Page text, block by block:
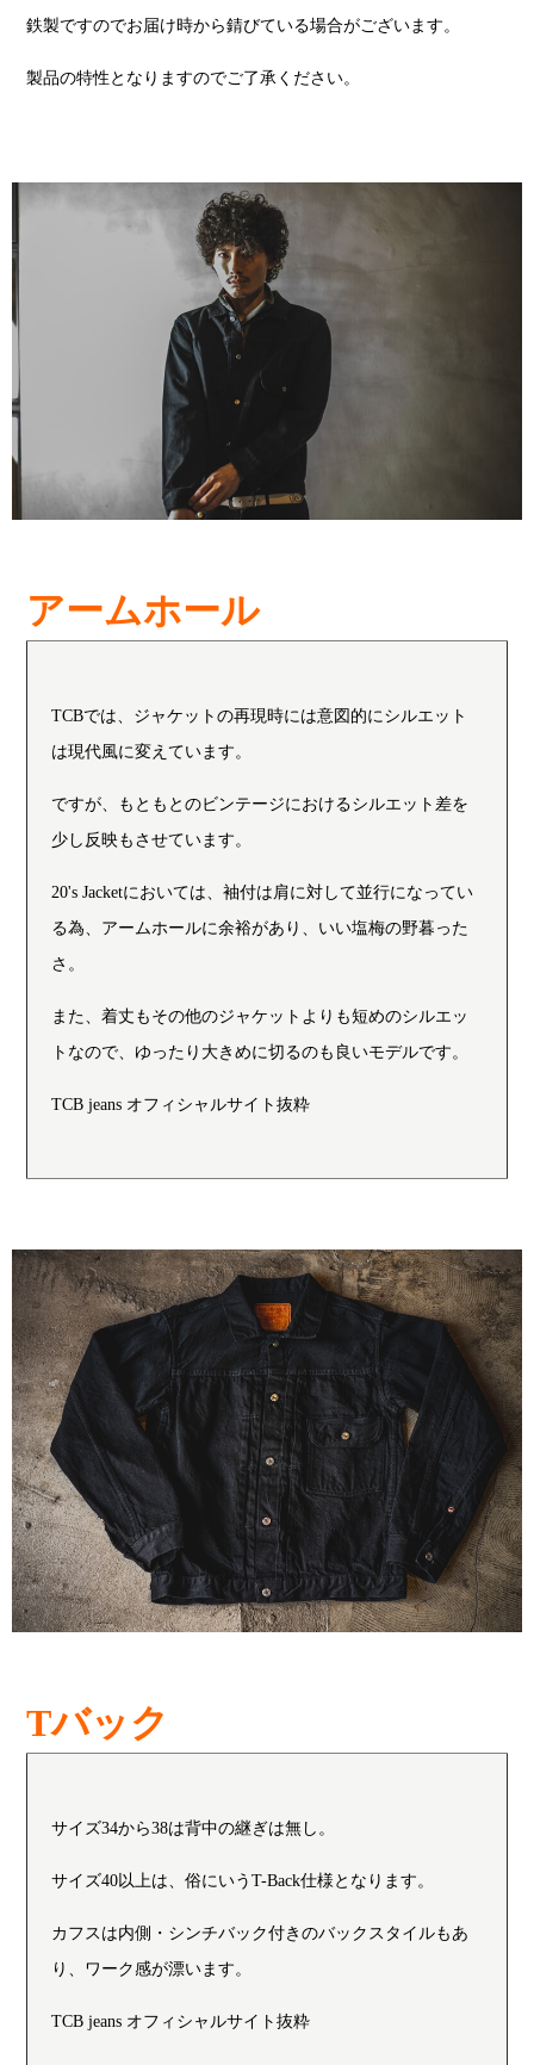
鉄製ですのでお届け時から錆びている場合がございます。
製品の特性となりますのでご了承ください。
アームホール
TCBでは、ジャケットの再現時には意図的にシルエット
は現代風に変えています。
ですが、もともとのビンテージにおけるシルエット差を
少し反映もさせています。
20's Jacketにおいては、袖付は肩に対して並行になってい
る為、アームホールに余裕があり、いい塩梅の野暮った
さ。
また、着丈もその他のジャケットよりも短めのシルエッ
トなので、ゆったり大きめに切るのも良いモデルです。
TCB jeans オフィシャルサイト抜粋
Tバック
サイズ34から38は背中の継ぎは無し。
サイズ40以上は、俗にいうT-Back仕様となります。
カフスは内側・シンチバック付きのバックスタイルもあ
り、ワーク感が漂います。
TCB jeans オフィシャルサイト抜粋